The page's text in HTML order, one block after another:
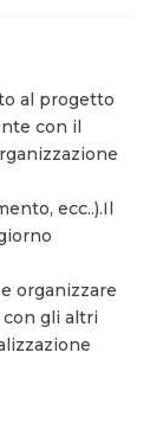
al progetto
con il
ecc..).Il
organizzare
con gli altri